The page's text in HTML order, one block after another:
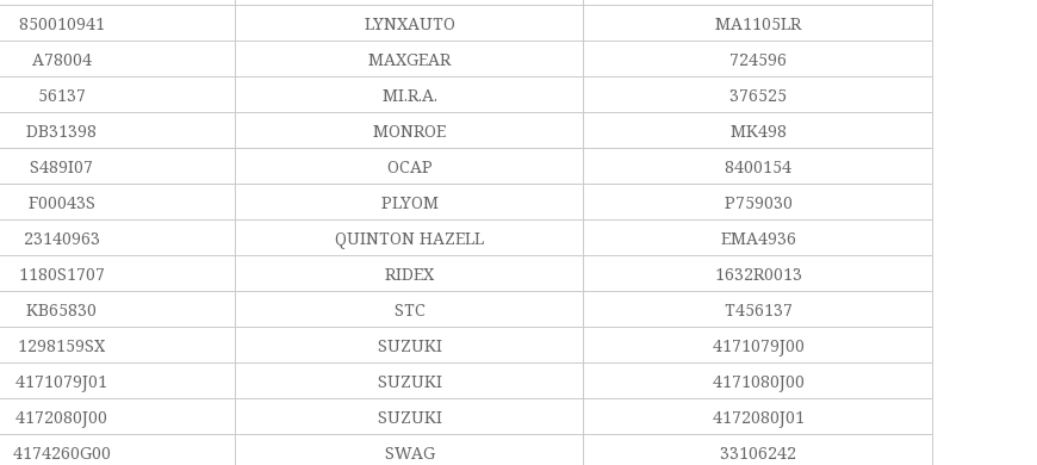
850010941 LYNXAUTO
MA1105LR
A78004 MAXGEAR
724596
56137 MI.R.A.
376525
DB31398 MONROE
MK498
S489I07 OCAP
8400154
F00043S PLYOM
P759030
23140963 QUINTON HAZELL
EMA4936
1180S1707 RIDEX
1632R0013
KB65830 STC
T456137
1298159SX SUZUKI
4171079J00
4171079J01 SUZUKI
4171080J00
4172080J00 SUZUKI
4172080J01
4174260G00 SWAG
33106242